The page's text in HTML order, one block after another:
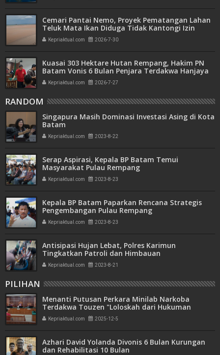
Cemari Pantai Nemo, Proyek Pematangan Lahan
Teluk Mata Ikan Diduga Tidak Kantongi Izin
Amdal
Kepriaktual.com 2026-7-30
Kuasai 303 Hektare Hutan Rempang, Hakim PN
Batam Vonis 6 Bulan Penjara Terdakwa Hanjaya
Kepriaktual.com 2026-7-27
RANDOM
Singapura Masih Dominasi Investasi Asing di Kota
Batam
Kepriaktual.com 2023-8-22
Serap Aspirasi, Kepala BP Batam Temui
Masyarakat Pulau Rempang
Kepriaktual.com 2023-8-23
Kepala BP Batam Paparkan Rencana Strategis
Pengembangan Pulau Rempang
Kepriaktual.com 2023-8-23
Antisipasi Hujan Lebat, Polres Karimun
Tingkatkan Patroli dan Himbauan
Kepriaktual.com 2023-8-21
PILIHAN
Menanti Putusan Perkara Minilab Narkoba
Terdakwa Touzen "Loloskah dari Hukuman
Seumur Hidup atau Mati"
Kepriaktual.com 2025-12-5
Azhari David Yolanda Divonis 6 Bulan Kurungan
dan Rehabilitasi 10 Bulan